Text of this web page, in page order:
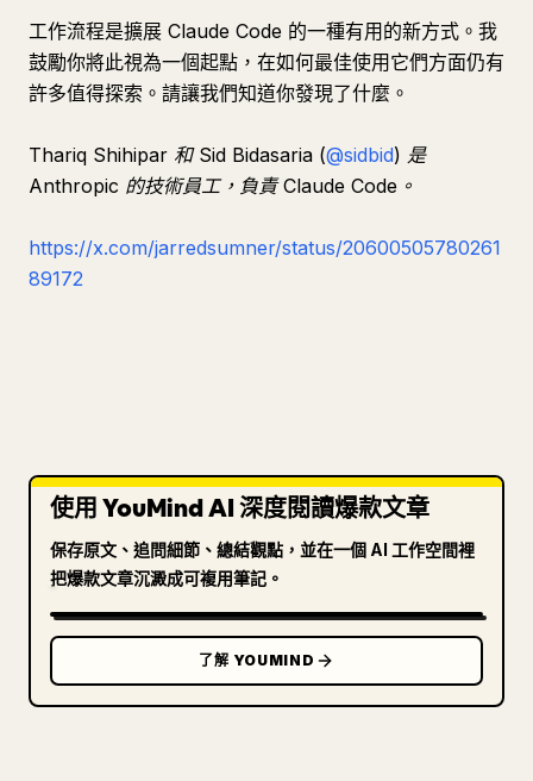
工作流程是擴展 Claude Code 的一種有用的新方式。我
鼓勵你將此視為一個起點，在如何最佳使用它們方面仍有
許多值得探索。請讓我們知道你發現了什麼。
Thariq Shihipar 和 Sid Bidasaria (@sidbid) 是
Anthropic 的技術員工，負責 Claude Code。
https://x.com/jarredsumner/status/20600505780261
89172
使用 YouMind AI 深度閱讀爆款文章
保存原文、追問細節、總結觀點，並在一個 AI 工作空間裡
把爆款文章沉澱成可複用筆記。
了解 YOUMIND